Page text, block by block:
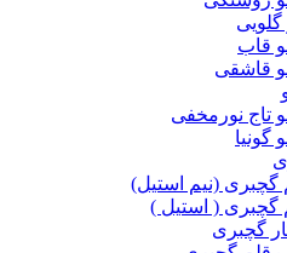
گلویی
قاب
قاشقی
تاج نورمخفی
گونیا
گچبری (نیم استیل)
گچبری ( استیل )
گچبری